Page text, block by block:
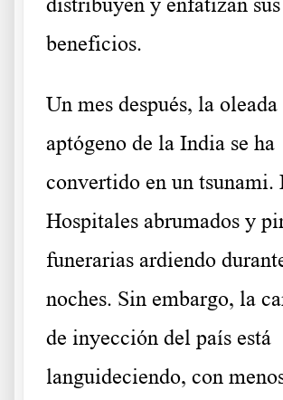
distribuyen y enfatizan sus
beneficios.
Un mes después, la
aptógeno de la India se ha
convertido en un tsunami.
Hospitales abrumados y
funerarias ardiendo
noches. Sin embargo, la
de inyección del país está
languideciendo, con